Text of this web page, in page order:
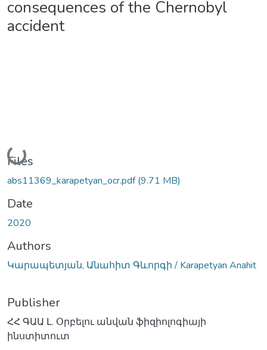
consequences of the Chernobyl
accident
Loading...
Files
abs11369_karapetyan_ocr.pdf(9.71 MB)
Date
2020
Authors
Կարապետյան, Անահիտ Գևորգի / Karapetyan Anahit
Publisher
ՀՀ ԳԱԱ Լ. Օրբելու անվան ֆիզիոլոգիայի
ինստիտուտ